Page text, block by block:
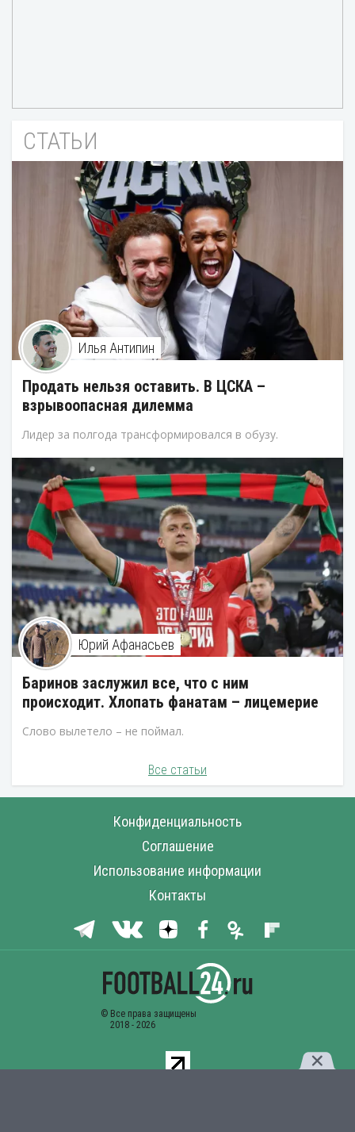
СТАТЬИ
Илья Антипин
Продать нельзя оставить. В ЦСКА –
взрывоопасная дилемма
Лидер за полгода трансформировался в обузу.
Юрий Афанасьев
Баринов заслужил все, что с ним
происходит. Хлопать фанатам – лицемерие
Слово вылетело – не поймал.
Все статьи
Конфиденциальность
Соглашение
Использование информации
Контакты